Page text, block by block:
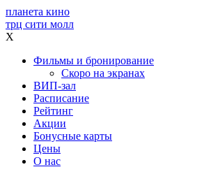
планета кино
трц сити молл
X
Фильмы и бронирование
Скоро на экранах
ВИП-зал
Расписание
Рейтинг
Акции
Бонусные карты
Цены
О нас